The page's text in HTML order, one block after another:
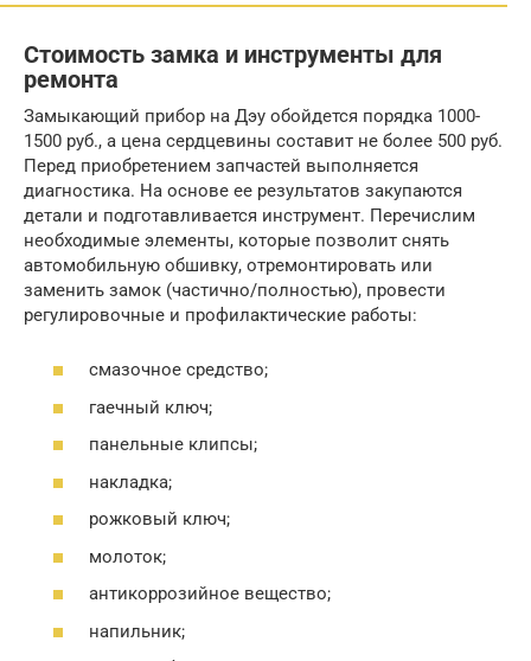
Стоимость замка и инструменты для
ремонта
Замыкающий прибор на Дэу обойдется порядка 1000-
1500 руб., а цена сердцевины составит не более 500 руб.
Перед приобретением запчастей выполняется
диагностика. На основе ее результатов закупаются
детали и подготавливается инструмент. Перечислим
необходимые элементы, которые позволит снять
автомобильную обшивку, отремонтировать или
заменить замок (частично/полностью), провести
регулировочные и профилактические работы:
смазочное средство;
гаечный ключ;
панельные клипсы;
накладка;
рожковый ключ;
молоток;
антикоррозийное вещество;
напильник;